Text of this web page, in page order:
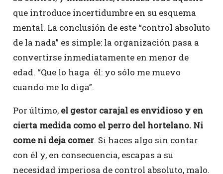
que introduce incertidumbre en su esquema
mental. La conclusión de este “control absoluto
de la nada” es simple: la organización pasa a
convertirse inmediatamente en menor de
edad. “Que lo haga él: yo sólo me muevo
cuando me lo diga”.
Por último, el gestor carajal es envidioso y en
cierta medida como el perro del hortelano. Ni
come ni deja comer. Si haces algo sin contar
con él y, en consecuencia, escapas a su
necesidad imperiosa de control absoluto, malo.